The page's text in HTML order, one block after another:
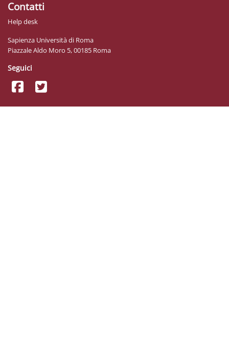
Contatti
Help desk
Sapienza Università di Roma
Piazzale Aldo Moro 5, 00185 Roma
Seguici